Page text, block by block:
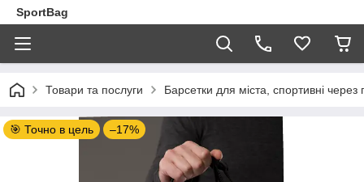
SportBag
Товари та послуги Барсетки для міста, спортивні через
🎯 Точно в цель –17%